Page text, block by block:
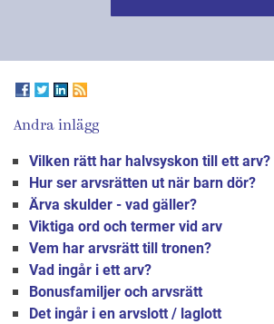
Andra inlägg
Vilken rätt har halvsyskon till ett arv?
Hur ser arvsrätten ut när barn dör?
Ärva skulder - vad gäller?
Viktiga ord och termer vid arv
Vem har arvsrätt till tronen?
Vad ingår i ett arv?
Bonusfamiljer och arvsrätt
Det ingår i en arvslott / laglott